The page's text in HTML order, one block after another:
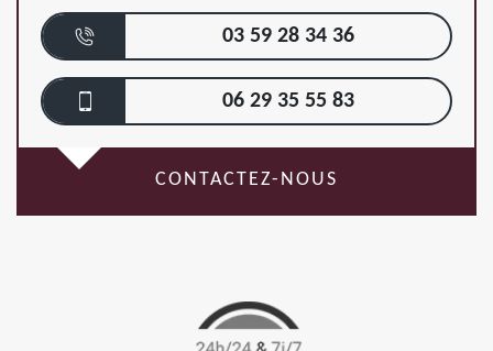
03 59 28 34 36
06 29 35 55 83
CONTACTEZ-NOUS